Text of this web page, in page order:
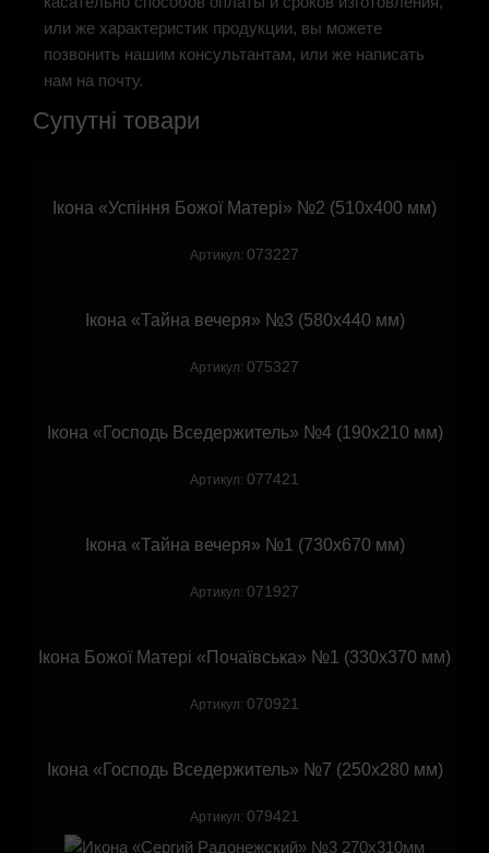
или же характеристик продукции, вы можете
позвонить нашим консультантам, или же написать
нам на почту.
Супутні товари
Ікона «Успіння Божої Матері» №2 (510х400 мм)
Артикул: 073227
Ікона «Тайна вечеря» №3 (580х440 мм)
Артикул: 075327
Ікона «Господь Вседержитель» №4 (190х210 мм)
Артикул: 077421
Ікона «Тайна вечеря» №1 (730х670 мм)
Артикул: 071927
Ікона Божої Матері «Почаївська» №1 (330х370 мм)
Артикул: 070921
Ікона «Господь Вседержитель» №7 (250х280 мм)
Артикул: 079421